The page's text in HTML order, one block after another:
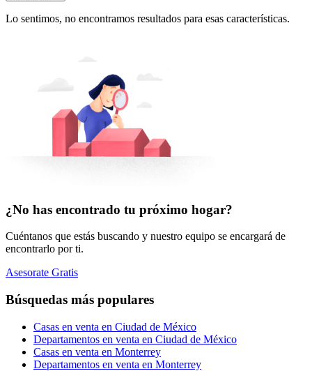
Lo sentimos, no encontramos resultados para esas características.
¿No has encontrado tu próximo hogar?
Cuéntanos que estás buscando y nuestro equipo se encargará de
encontrarlo por ti.
Asesorate Gratis
Búsquedas más populares
Casas en venta en Ciudad de México
Departamentos en venta en Ciudad de México
Casas en venta en Monterrey
Departamentos en venta en Monterrey